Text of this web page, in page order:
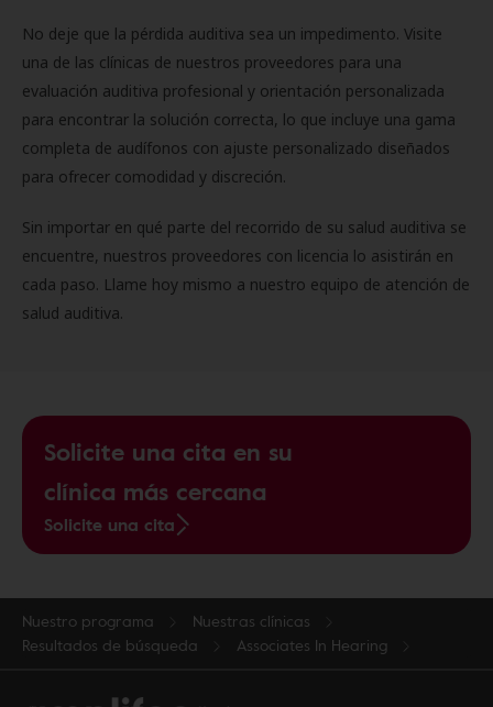
No deje que la pérdida auditiva sea un impedimento. Visite
una de las clínicas de nuestros proveedores para una
evaluación auditiva profesional y orientación personalizada
para encontrar la solución correcta, lo que incluye una gama
completa de audífonos con ajuste personalizado diseñados
para ofrecer comodidad y discreción.
Sin importar en qué parte del recorrido de su salud auditiva se
encuentre, nuestros proveedores con licencia lo asistirán en
cada paso. Llame hoy mismo a nuestro equipo de atención de
salud auditiva.
Solicite una cita en su
clínica más cercana
Solicite una cita
Nuestro programa
Nuestras clínicas
Resultados de búsqueda
Associates In Hearing